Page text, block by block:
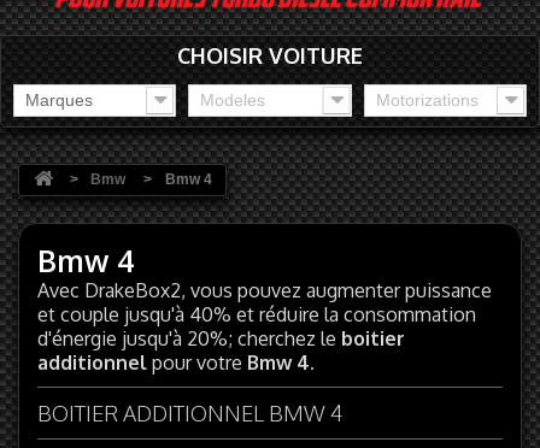
CHOISIR VOITURE
Marques Modeles Motorizations
> Bmw > Bmw 4
Bmw 4
Avec DrakeBox2, vous pouvez augmenter puissance
et couple jusqu'à 40% et réduire la consommation
d'énergie jusqu'à 20%; cherchez le boitier
additionnel pour votre Bmw 4.
BOITIER ADDITIONNEL BMW 4